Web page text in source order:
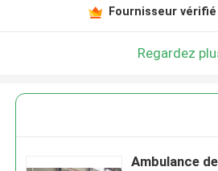
Fournisseur vérifié
Regardez
Ambulance